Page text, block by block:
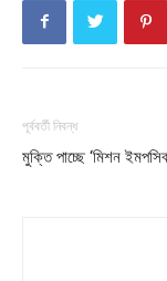
পূর্ববর্তী নিবন্ধ
মুক্তি পাচ্ছে ‘মিশন